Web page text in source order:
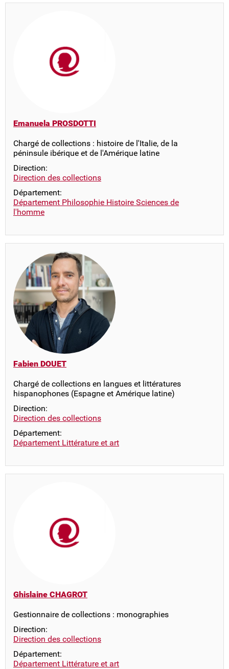
Emanuela PROSDOTTI
Chargé de collections : histoire de l'Italie, de la
péninsule ibérique et de l'Amérique latine
Direction:
Direction des collections
Département:
Département Philosophie Histoire Sciences de
l'homme
Fabien DOUET
Chargé de collections en langues et littératures
hispanophones (Espagne et Amérique latine)
Direction:
Direction des collections
Département:
Département Littérature et art
Ghislaine CHAGROT
Gestionnaire de collections : monographies
Direction:
Direction des collections
Département:
Département Littérature et art